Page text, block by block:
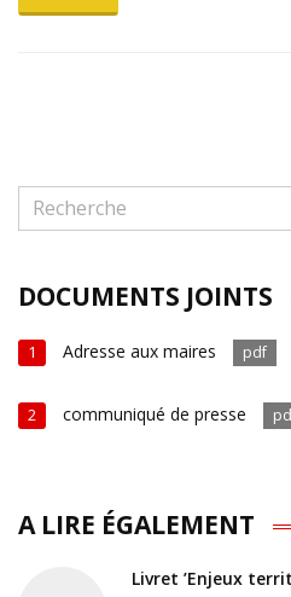
DOCUMENTS JOINTS
1 Adresse aux maires pdf
2 communiqué de presse
A LIRE ÉGALEMENT
Livret ’Enjeux